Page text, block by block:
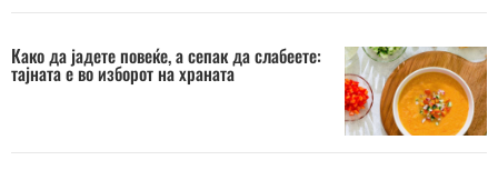
Како да јадете повеќе, а сепак да слабеете:
тајната е во изборот на храната